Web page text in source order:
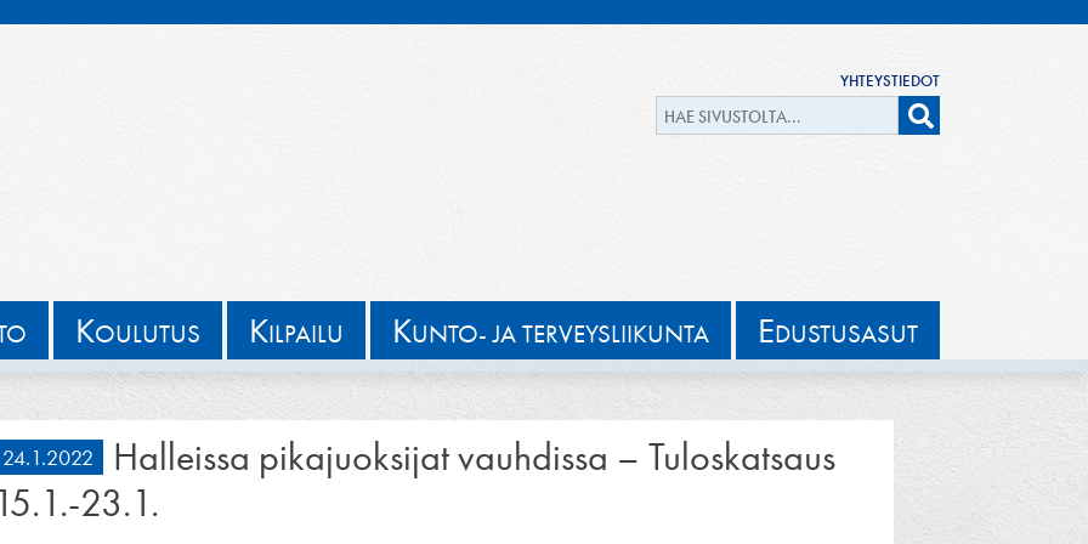
YHTEYSTIEDOT
KOULUTUS KILPAILU KUNTO- JA TERVEYSLIIKUNTA EDUSTUSASUT
24.1.2022
Halleissa pikajuoksijat vauhdissa – Tuloskatsaus
15.1.-23.1.